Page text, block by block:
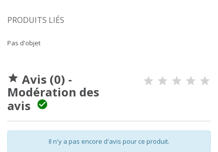
PRODUITS LIÉS
Pas d'objet
 Avis (0) -
Modération des
avis

Il n'y a pas encore d'avis pour ce produit.